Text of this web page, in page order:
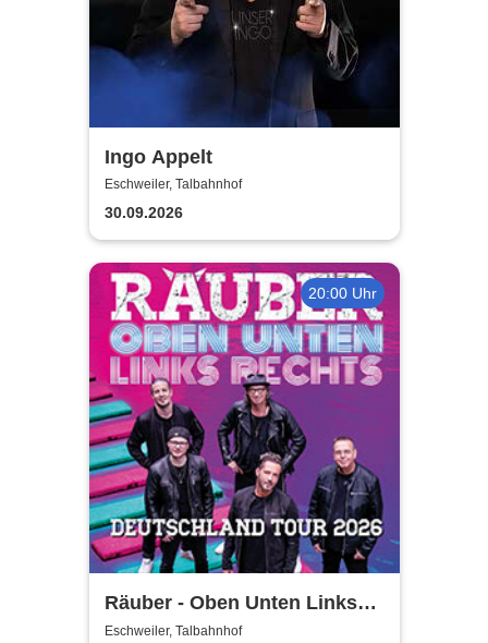
Ingo Appelt
Eschweiler, Talbahnhof
30.09.2026
20:00 Uhr
Räuber - Oben Unten Links
Rechts
Eschweiler, Talbahnhof